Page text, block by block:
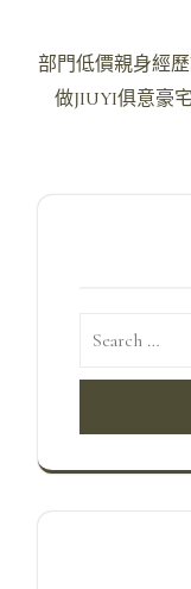
文部門低價親身經
做JIUYI俱意豪